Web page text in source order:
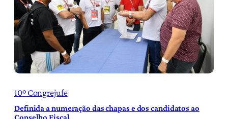
10º Congrejufe
Definida a numeração das chapas e dos candidatos ao
Conselho Fiscal